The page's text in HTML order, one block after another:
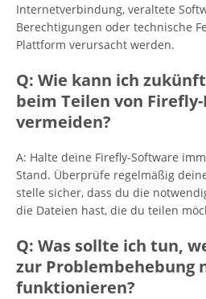
Internetverbindung, veraltete
Berechtigungen oder technische
Plattform verursacht werden.
Q: Wie kann ich
beim Teilen von
vermeiden?
A: Halte deine Firefly-Software
Stand. Überprüfe regelmäßig
stelle sicher, dass du die
die Dateien hast, die du teilen
Q: Was sollte ich tun,
zur Problembehebung
funktionieren?